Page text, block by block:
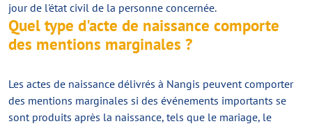
jour de l'état civil de la personne concernée.
Quel type d'acte de naissance comporte
des mentions marginales ?
Les actes de naissance délivrés à Nangis peuvent comporter
des mentions marginales si des événements importants se
sont produits après la naissance, tels que le mariage, le